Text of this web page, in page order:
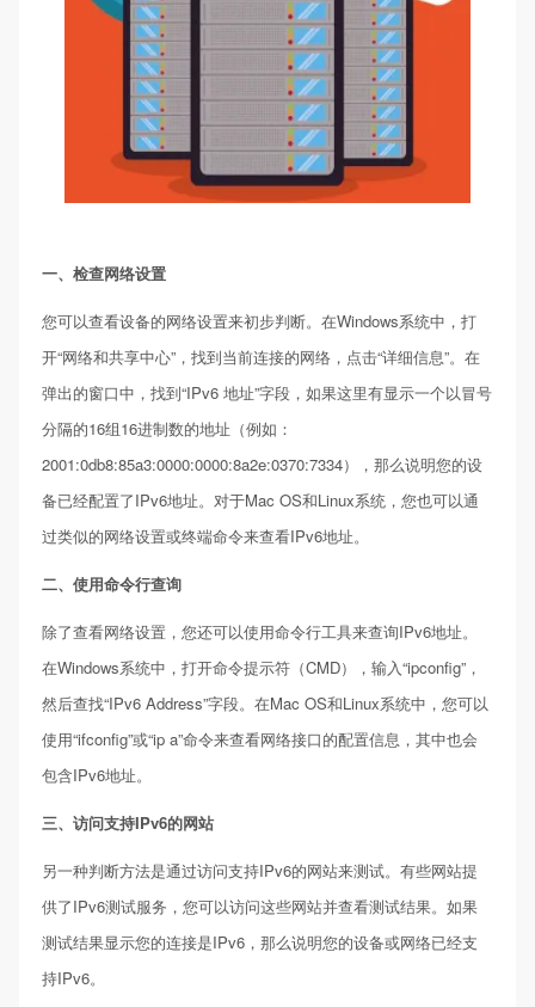
一、检查网络设置
您可以查看设备的网络设置来初步判断。在Windows系统中，打
开“网络和共享中心”，找到当前连接的网络，点击“详细信息”。在
弹出的窗口中，找到“IPv6 地址”字段，如果这里有显示一个以冒号
分隔的16组16进制数的地址（例如：
2001:0db8:85a3:0000:0000:8a2e:0370:7334），那么说明您的设
备已经配置了IPv6地址。对于Mac OS和Linux系统，您也可以通
过类似的网络设置或终端命令来查看IPv6地址。
二、使用命令行查询
除了查看网络设置，您还可以使用命令行工具来查询IPv6地址。
在Windows系统中，打开命令提示符（CMD），输入“ipconfig”，
然后查找“IPv6 Address”字段。在Mac OS和Linux系统中，您可以
使用“ifconfig”或“ip a”命令来查看网络接口的配置信息，其中也会
包含IPv6地址。
三、访问支持IPv6的网站
另一种判断方法是通过访问支持IPv6的网站来测试。有些网站提
供了IPv6测试服务，您可以访问这些网站并查看测试结果。如果
测试结果显示您的连接是IPv6，那么说明您的设备或网络已经支
持IPv6。